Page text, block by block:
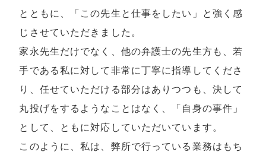
とともに、「この先生と仕事をしたい」と強く感
じさせていただきました。
家永先生だけでなく、他の弁護士の先生方も、若
手である私に対して非常に丁寧に指導してくださ
り、任せていただける部分はありつつも、決して
丸投げをするようなことはなく、「自身の事件」
として、ともに対応していただいています。
このように、私は、弊所で行っている業務はもち